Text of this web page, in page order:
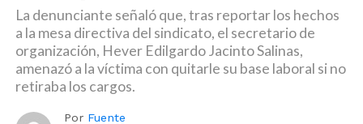
La denunciante señaló que, tras reportar los hechos
a la mesa directiva del sindicato, el secretario de
organización, Hever Edilgardo Jacinto Salinas,
amenazó a la víctima con quitarle su base laboral si no
retiraba los cargos.
Por Fuente